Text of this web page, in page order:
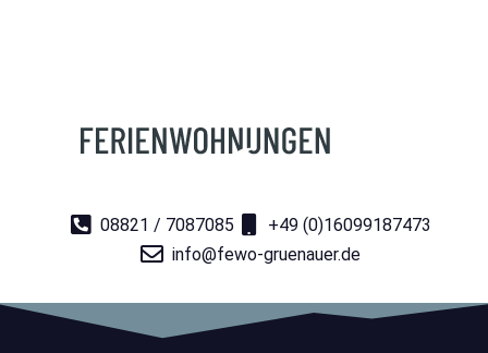
08821 / 7087085
+49 (0)16099187473
info@fewo-gruenauer.de